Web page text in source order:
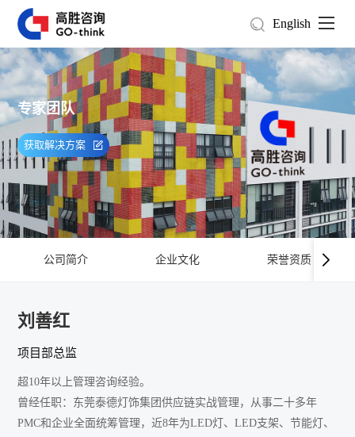
English
专家团队
获取解决方案
公司简介 企业文化 荣誉资质
刘善红
项目部总监
超10年以上管理咨询经验。
曾经任职：东莞泰德灯饰集团供应链实战管理，从事二十多年
PMC和企业全面统筹管理，近8年为LED灯、LED支架、节能灯、